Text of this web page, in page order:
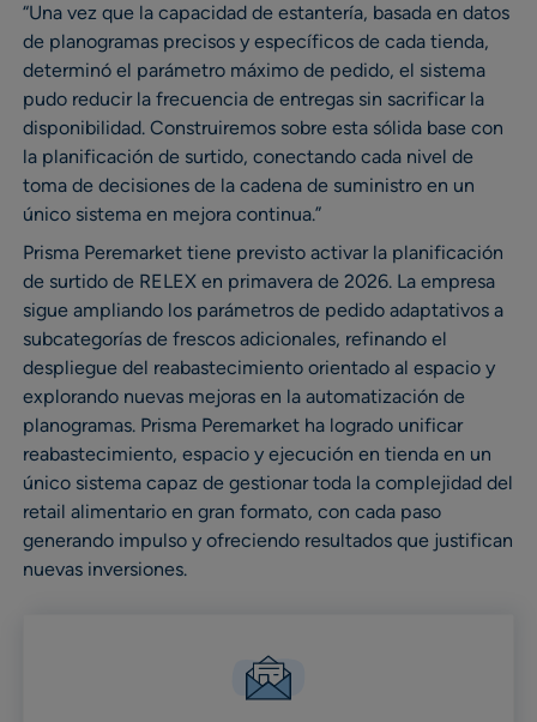
“Una vez que la capacidad de estantería, basada en datos
de planogramas precisos y específicos de cada tienda,
determinó el parámetro máximo de pedido, el sistema
pudo reducir la frecuencia de entregas sin sacrificar la
disponibilidad. Construiremos sobre esta sólida base con
la planificación de surtido, conectando cada nivel de
toma de decisiones de la cadena de suministro en un
único sistema en mejora continua.”
Prisma Peremarket tiene previsto activar la planificación
de surtido de RELEX en primavera de 2026. La empresa
sigue ampliando los parámetros de pedido adaptativos a
subcategorías de frescos adicionales, refinando el
despliegue del reabastecimiento orientado al espacio y
explorando nuevas mejoras en la automatización de
planogramas. Prisma Peremarket ha logrado unificar
reabastecimiento, espacio y ejecución en tienda en un
único sistema capaz de gestionar toda la complejidad del
retail alimentario en gran formato, con cada paso
generando impulso y ofreciendo resultados que justifican
nuevas inversiones.